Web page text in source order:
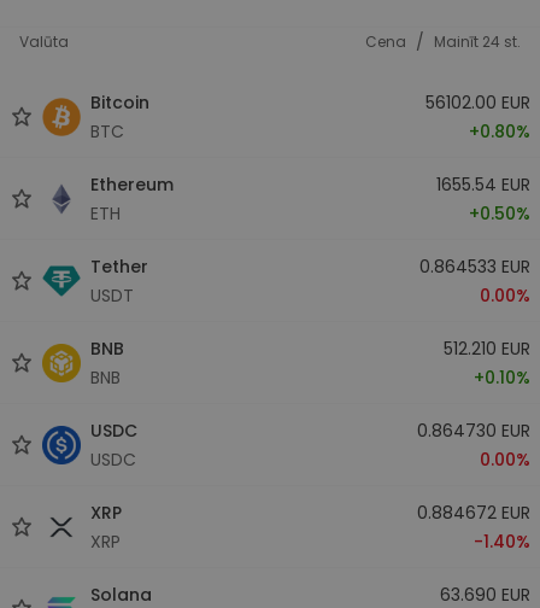
Valūta Cena / Mainīt 24 st.
Bitcoin
BTC
56102.00 EUR
+0.80%
Ethereum
ETH
1655.54 EUR
+0.50%
Tether
USDT
0.864533 EUR
0.00%
BNB
BNB
512.210 EUR
+0.10%
USDC
USDC
0.864730 EUR
0.00%
XRP
XRP
0.884672 EUR
-1.40%
Solana
63.690 EUR